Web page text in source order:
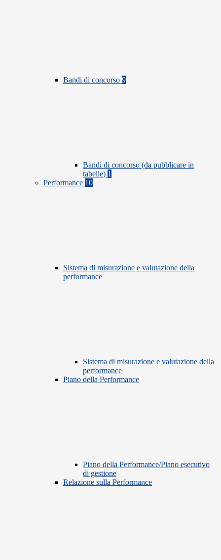
Bandi di concorso 9
Bandi di concorso (da pubblicare in
tabelle) 1
Performance 10
Sistema di misurazione e valutazione della
performance
Sistema di misurazione e valutazione della
performance
Piano della Performance
Piano della Performance/Piano esecutivo
di gestione
Relazione sulla Performance